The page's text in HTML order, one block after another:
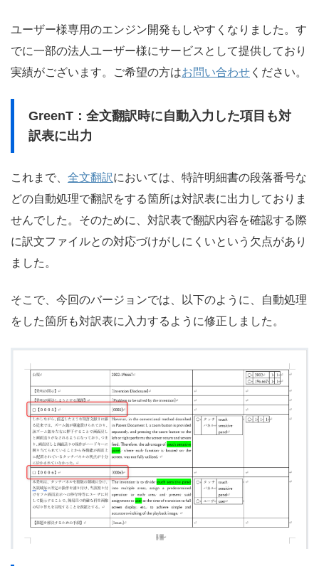
ユーザー様専用のエンジン開発もしやすくなりました。す
でに一部の法人ユーザー様にサービスとして提供しており
実績がございます。ご希望の方はお問い合わせ ください。
GreenT：全文翻訳時に自動入力した項目も対
訳表に出力
これまで、 全文翻訳においては、特許明細書の段落番号な
どの自動処理で翻訳をする箇所は対訳表に出力しておりま
せんでした。そのために、対訳表で翻訳内容を確認する際
に訳文ファイルとの対応づけがしにくいという欠点があり
ました。
そこで、今回のバージョンでは、以下のように、自動処理
をした箇所も対訳表に入力するように修正しました。